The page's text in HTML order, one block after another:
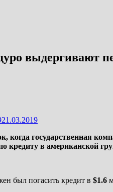
выдергивают
21.03.2019
когда государственная
кредиту в американской
был погасить кредит в $1.6